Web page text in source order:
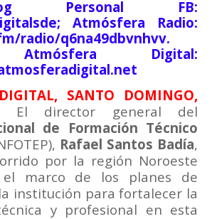
Personal FB:
Atmósfera Radio:
radio/q6na49dbvnhvv.
Atmósfera Digital:
SANTO DOMINGO,
El director general del
de Formación Técnico
Rafael Santos Badía,
por la región Noroeste
marco de los planes de
institución para fortalecer la
y profesional en esta